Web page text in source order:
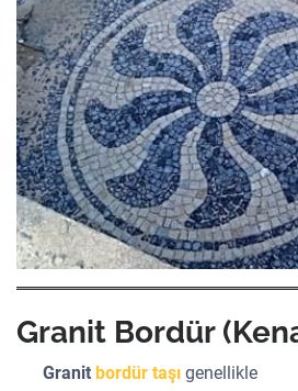
Granit Bordür
Granitbordür taşı genellikle